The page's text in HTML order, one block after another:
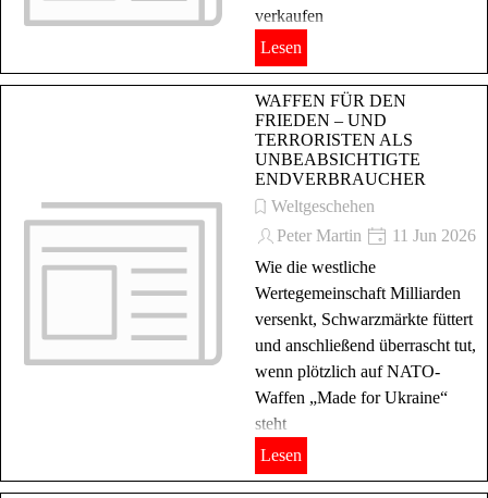
verkaufen
Lesen
WAFFEN FÜR DEN
FRIEDEN – UND
TERRORISTEN ALS
UNBEABSICHTIGTE
ENDVERBRAUCHER
Weltgeschehen
Peter Martin
11 Jun 2026
Wie die westliche
Wertegemeinschaft Milliarden
versenkt, Schwarzmärkte füttert
und anschließend überrascht tut,
wenn plötzlich auf NATO-
Waffen „Made for Ukraine“
steht
Lesen